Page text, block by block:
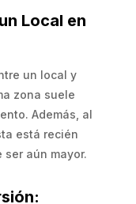
Local en
un local y
zona suele
Además, al
está recién
aún mayor.